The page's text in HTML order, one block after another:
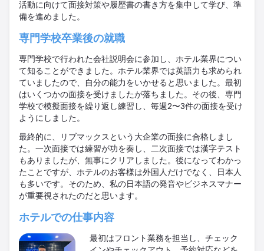
活動に向けて面接対策や履歴書の書き方を集中して学び、準
備を進めました。
専門学校卒業後の就職
専門学校で行われた会社説明会に参加し、ホテル業界につい
て知ることができました。ホテル業界では英語力も求められ
ていましたので、自分の能力をいかせると思いました。最初
はいくつかの面接を受けましたが落ちました。その後、専門
学校で模擬面接を繰り返し練習し、毎週2〜3件の面接を受け
ようにしました。
最終的に、リブマックスという大企業の面接に合格しまし
た。一次面接では練習が功を奏し、二次面接では漢字テスト
もありましたが、無事にクリアしました。後になってわかっ
たことですが、ホテルのお客様は外国人だけでなく、日本人
も多いです。そのため、私の日本語の発音やビジネスマナー
が重要視されたのだと思います。
ホテルでの仕事内容
最初はフロント業務を担当し、チェック